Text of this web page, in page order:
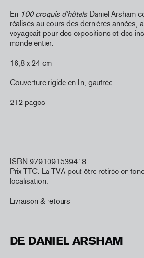
En 100 croquis d'hôtelsDaniel Arsham
réalisés au cours des dernières années,
voyageait pour des expositions et des
monde entier.
16,8 x 24 cm
Couverture rigide en lin, gaufrée
212 pages
ISBN 9791091539418
Prix TTC. La TVA peut être retirée en
localisation.
Livraison & retours
DE DANIEL ARSHAM